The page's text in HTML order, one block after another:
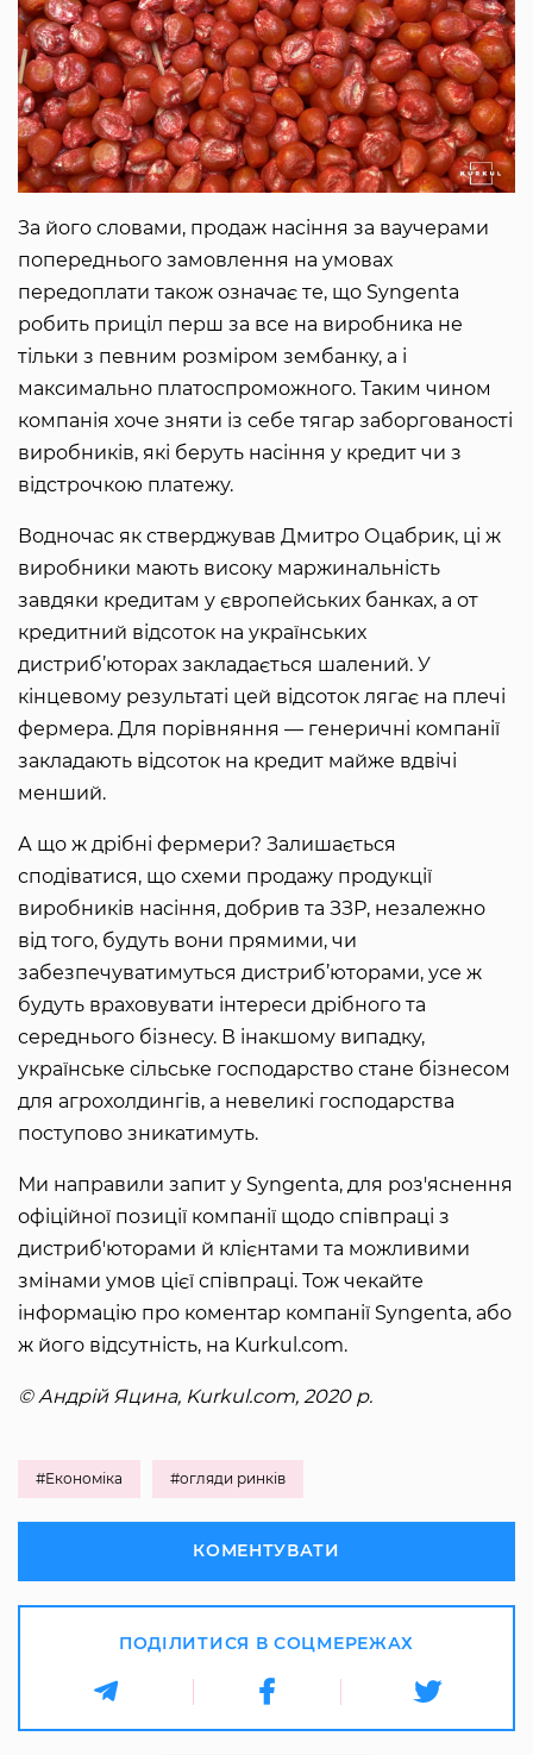
За його словами, продаж насіння за ваучерами
попереднього замовлення на умовах
передоплати також означає те, що Syngenta
робить приціл перш за все на виробника не
тільки з певним розміром зембанку, а і
максимально платоспроможного. Таким чином
компанія хоче зняти із себе тягар заборгованості
виробників, які беруть насіння у кредит чи з
відстрочкою платежу.
Водночас як стверджував Дмитро Оцабрик, ці ж
виробники мають високу маржинальність
завдяки кредитам у європейських банках, а от
кредитний відсоток на українських
дистриб’юторах закладається шалений. У
кінцевому результаті цей відсоток лягає на плечі
фермера. Для порівняння — генеричні компанії
закладають відсоток на кредит майже вдвічі
менший.
А що ж дрібні фермери? Залишається
сподіватися, що схеми продажу продукції
виробників насіння, добрив та ЗЗР, незалежно
від того, будуть вони прямими, чи
забезпечуватимуться дистриб’юторами, усе ж
будуть враховувати інтереси дрібного та
середнього бізнесу. В інакшому випадку,
українське сільське господарство стане бізнесом
для агрохолдингів, а невеликі господарства
поступово зникатимуть.
Ми направили запит у Syngenta, для роз'яснення
офіційної позиції компанії щодо співпраці з
дистриб'юторами й клієнтами та можливими
змінами умов цієї співпраці. Тож чекайте
інформацію про коментар компанії Syngenta, або
ж його відсутність, на Kurkul.com.
© Андрій Яцина, Kurkul.com, 2020 р.
#Економіка #огляди ринків
КОМЕНТУВАТИ
ПОДІЛИТИСЯ В СОЦМЕРЕЖАХ